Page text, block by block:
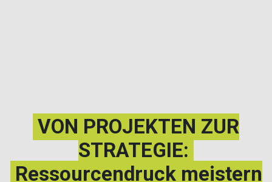
VON PROJEKTEN ZUR
STRATEGIE:
Ressourcendruck meistern